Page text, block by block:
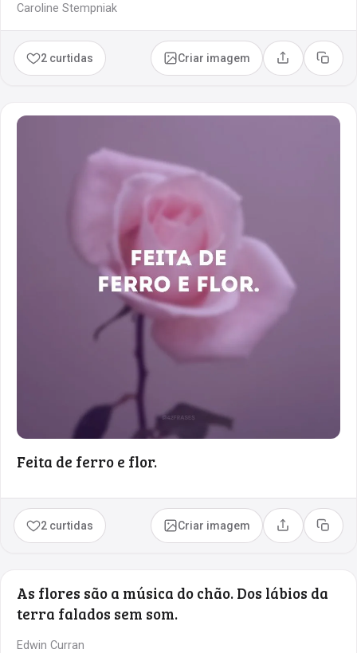
Caroline Stempniak
2 curtidas Criar imagem Compartilhar
Copiar
Feita de ferro e flor.
2 curtidas Criar imagem Compartilhar
Copiar
As flores são a música do chão. Dos lábios da
terra falados sem som.
Edwin Curran